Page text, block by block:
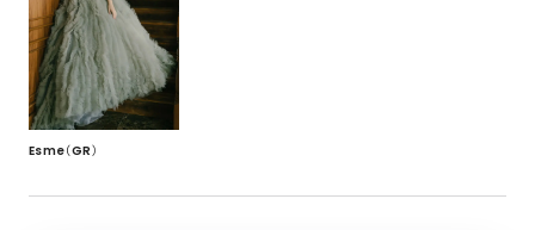
Esme（GR）